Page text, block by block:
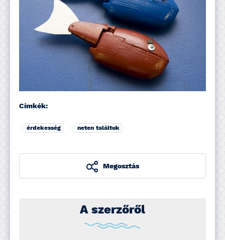
Címkék:
érdekesség neten találtuk
Megosztás
A szerzőről